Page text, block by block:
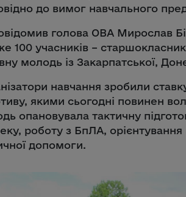
до вимог навчального
голова ОВА Мирослав
100 учасників –
молодь із Закарпатської,
навчання зробили
якими сьогодні повинен
опановувала тактичну
роботу з БпЛА,
допомоги.